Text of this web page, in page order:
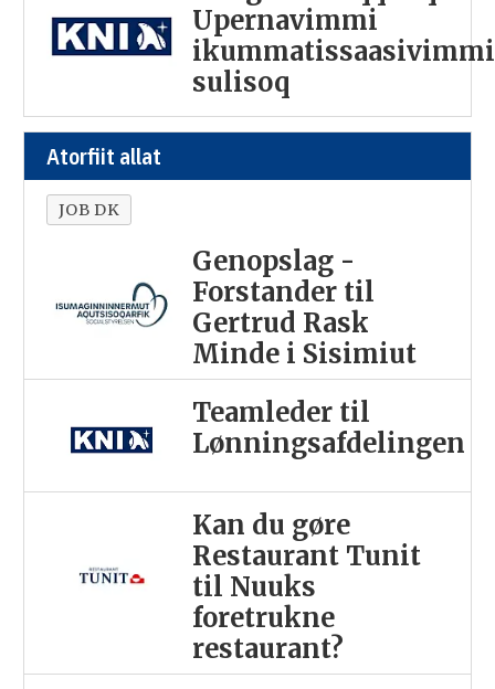
Upernavimmi
ikummatissaasivimmi
sulisoq
Atorfiit allat
JOB DK
Genopslag -
Forstander til
Gertrud Rask
Minde i Sisimiut
Teamleder til
Lønningsafdelingen
Kan du gøre
Restaurant Tunit
til Nuuks
foretrukne
restaurant?